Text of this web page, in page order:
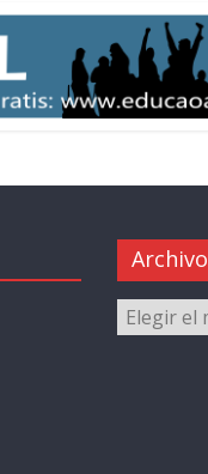
Archivo